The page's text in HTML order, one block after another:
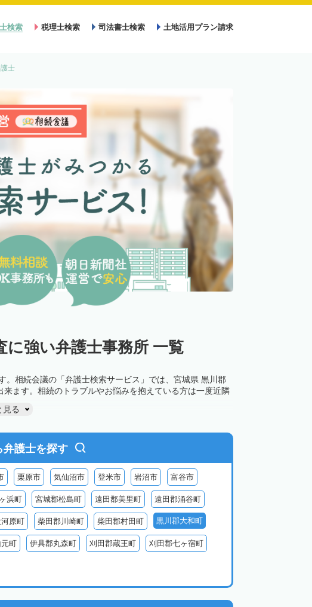
検索 税理士検索 司法書士検索 土地活用プラン請求
士
に強い弁護士事務所 一覧
相続会議の「弁護士検索サービス」では、宮城県 黒川郡
ます。相続のトラブルやお悩みを抱えている方は一度近隣
見る
弁護士を探す
栗原市 気仙沼市 登米市 岩沼市 富谷市
浜町 宮城郡松島町 遠田郡美里町 遠田郡涌谷町
原町 柴田郡川崎町 柴田郡村田町 黒川郡大和町
町 伊具郡丸森町 刈田郡蔵王町 刈田郡七ヶ宿町